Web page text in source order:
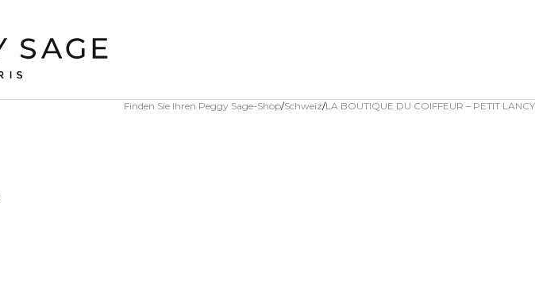
Finden Sie Ihren Peggy Sage-Shop Schweiz LA BOUTIQUE DU COIFFEUR – PETIT LANCY